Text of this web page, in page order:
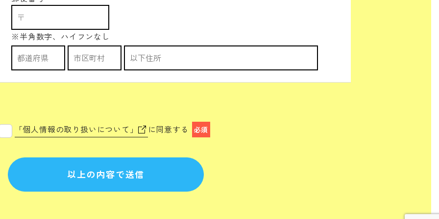
※半角数字、ハイフンなし
「個人情報の取り扱いについて」 に同意する 必須
以上の内容で送信